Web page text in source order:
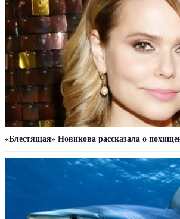
«Блестящая» Новикова рассказала о